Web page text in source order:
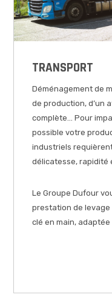
TRANSPORT
Déménagement de
de production, d’un
complète… Pour
possible votre
industriels
délicatesse, rapidité
Le Groupe Dufour
prestation de
clé en main,